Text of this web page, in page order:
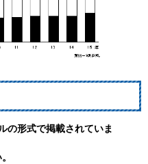
形式で掲載されていま